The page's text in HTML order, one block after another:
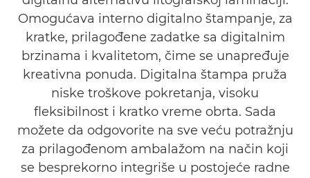
Omogućava interno digitalno štampanje, za
kratke, prilagođene zadatke sa digitalnim
brzinama i kvalitetom, čime se unapređuje
kreativna ponuda. Digitalna štampa pruža
niske troškove pokretanja, visoku
fleksibilnost i kratko vreme obrta. Sada
možete da odgovorite na sve veću potražnju
za prilagođenom ambalažom na način koji
se besprekorno integriše u postojeće radne